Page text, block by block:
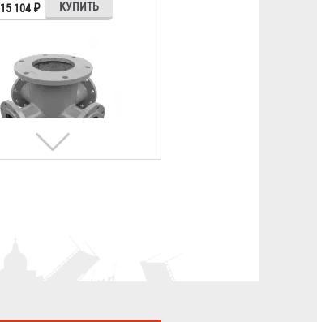
97 822 ₽